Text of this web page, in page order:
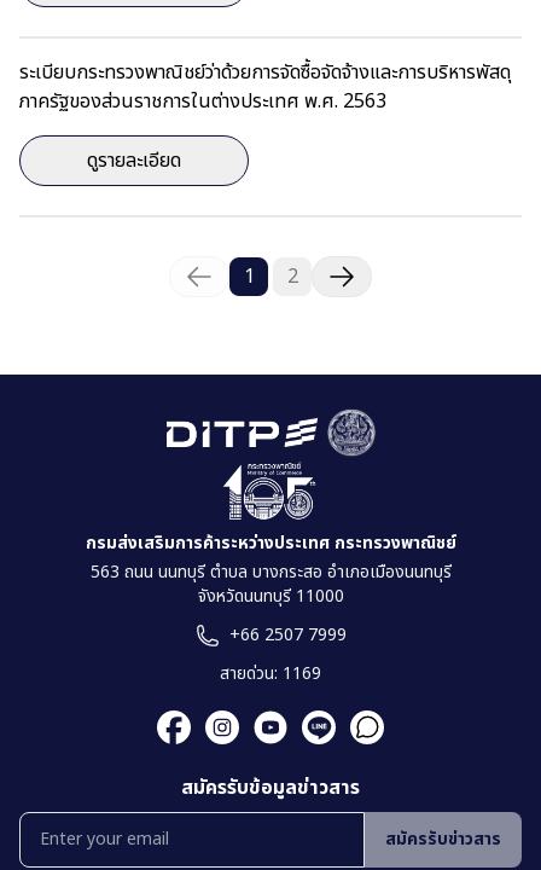
ระเบียบกระทรวงพาณิชย์ว่าด้วยการจัดซื้อจัดจ้างและการบริหารพัสดุ
ภาครัฐของส่วนราชการในต่างประเทศ พ.ศ. 2563
ดูรายละเอียด
1 2
กรมส่งเสริมการค้าระหว่างประเทศ กระทรวงพาณิชย์
563 ถนน นนทบุรี ตำบล บางกระสอ อำเภอเมืองนนทบุรี
จังหวัดนนทบุรี 11000
+66 2507 7999
สายด่วน: 1169
สมัครรับข้อมูลข่าวสาร
สมัครรับข่าวสาร